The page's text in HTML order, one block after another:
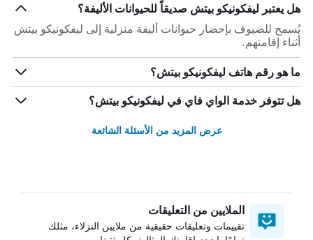
هل يعتبر ليفكونيكو بيتش صديقاً للحيوانات الأليفة؟
يُسمح للضيوف بإحضار حيوانات أليفة منزلية إلى ليفكونيكو بيتش
أثناء إقامتهم.
ما هو رقم هاتف ليفكونيكو بيتش؟
هل تتوفر خدمة الواي فاي في ليفكونيكو بيتش؟
عرض المزيد من الأسئلة الشائعة
الملايين من التعليقات
تقييمات وتعليقات حقيقية من ملايين النزلاء، مثلك